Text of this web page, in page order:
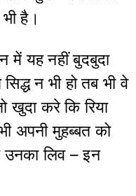
है।
में यह नहीं बुदबुदा
न भी हो तब भी वे
खुदा करे कि रिया
अपनी मुहब्बत को
लिव – इन